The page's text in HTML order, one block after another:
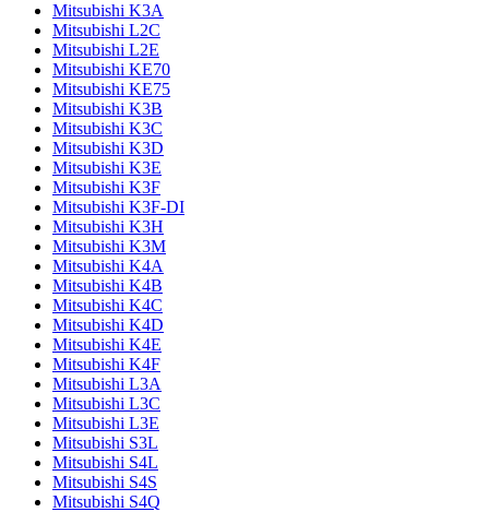
Mitsubishi K3A
Mitsubishi L2C
Mitsubishi L2E
Mitsubishi KE70
Mitsubishi KE75
Mitsubishi K3B
Mitsubishi K3C
Mitsubishi K3D
Mitsubishi K3E
Mitsubishi K3F
Mitsubishi K3F-DI
Mitsubishi K3H
Mitsubishi K3M
Mitsubishi K4A
Mitsubishi K4B
Mitsubishi K4C
Mitsubishi K4D
Mitsubishi K4E
Mitsubishi K4F
Mitsubishi L3A
Mitsubishi L3C
Mitsubishi L3E
Mitsubishi S3L
Mitsubishi S4L
Mitsubishi S4S
Mitsubishi S4Q